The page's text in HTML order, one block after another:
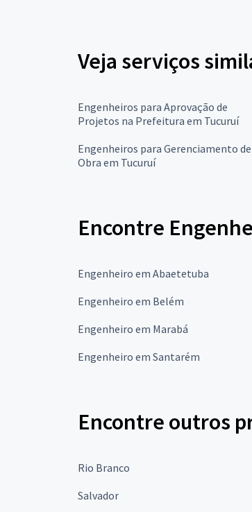
Veja serviços
Engenheiros para Aprovação de
Projetos na Prefeitura em Tucuruí
Engenheiros para Gerenciamento de
Obra em Tucuruí
Encontre
Engenheiro em Abaetetuba
Engenheiro em Belém
Engenheiro em Marabá
Engenheiro em Santarém
Encontre outros
Rio Branco
Salvador